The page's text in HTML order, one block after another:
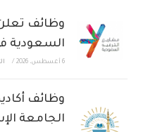
وظائف
السعودية
6 أغسطس، 2026 /
وظائف
الجامعة